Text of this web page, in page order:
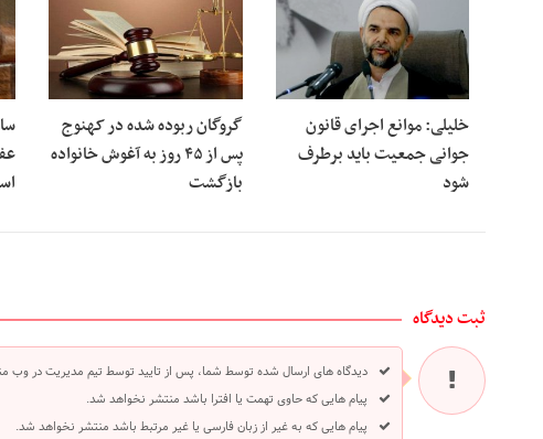
خلیلی: موانع اجرای قانون
جوانی جمعیت باید برطرف
شود
گروگان ربوده‌ شده در کهنوج
پس از ۴۵ روز به آغوش خانواده
بازگشت
ثبت دیدگاه
دیدگاه های ارسال شده توسط شما، پس از تایید توسط تیم مدیریت در وب
پیام هایی که حاوی تهمت یا افترا باشد منتشر نخواهد شد.
پیام هایی که به غیر از زبان فارسی یا غیر مرتبط باشد منتشر نخواهد شد.